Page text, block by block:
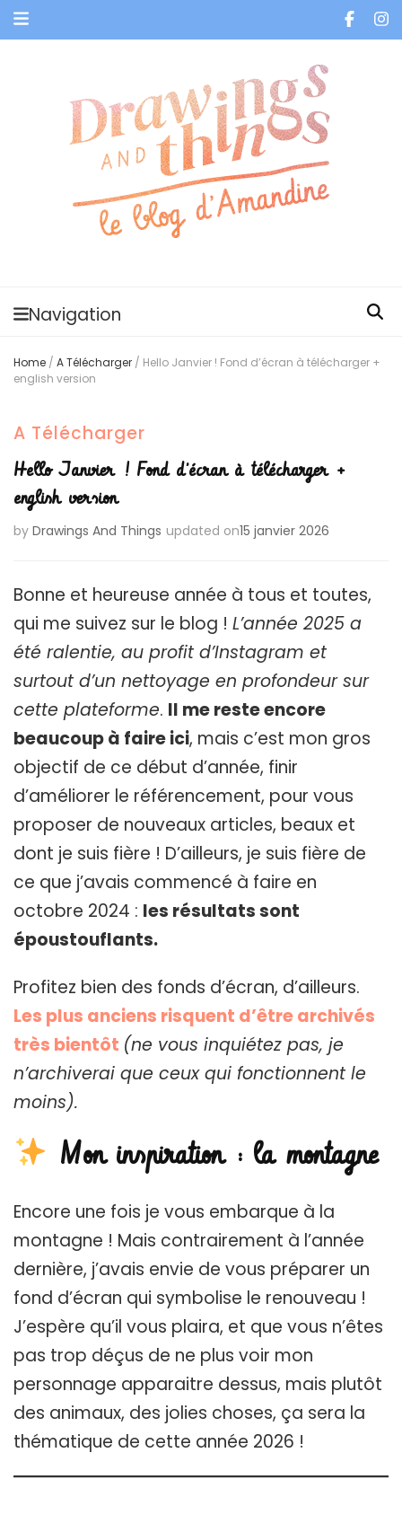
Navigation
Home / A Télécharger / Hello Janvier ! Fond d’écran à télécharger +
english version
A Télécharger
Hello Janvier ! Fond d’écran à télécharger +
english version
by Drawings And Things updated on15 janvier 2026
Bonne et heureuse année à tous et toutes,
qui me suivez sur le blog ! L’année 2025 a
été ralentie, au profit d’Instagram et
surtout d’un nettoyage en profondeur sur
cette plateforme. Il me reste encore
beaucoup à faire ici, mais c’est mon gros
objectif de ce début d’année, finir
d’améliorer le référencement, pour vous
proposer de nouveaux articles, beaux et
dont je suis fière ! D’ailleurs, je suis fière de
ce que j’avais commencé à faire en
octobre 2024 : les résultats sont
époustouflants.
Profitez bien des fonds d’écran, d’ailleurs.
Les plus anciens risquent d’être archivés
très bientôt (ne vous inquiétez pas, je
n’archiverai que ceux qui fonctionnent le
moins).
Mon inspiration : la montagne
Encore une fois je vous embarque à la
montagne ! Mais contrairement à l’année
dernière, j’avais envie de vous préparer un
fond d’écran qui symbolise le renouveau !
J’espère qu’il vous plaira, et que vous n’êtes
pas trop déçus de ne plus voir mon
personnage apparaitre dessus, mais plutôt
des animaux, des jolies choses, ça sera la
thématique de cette année 2026 !